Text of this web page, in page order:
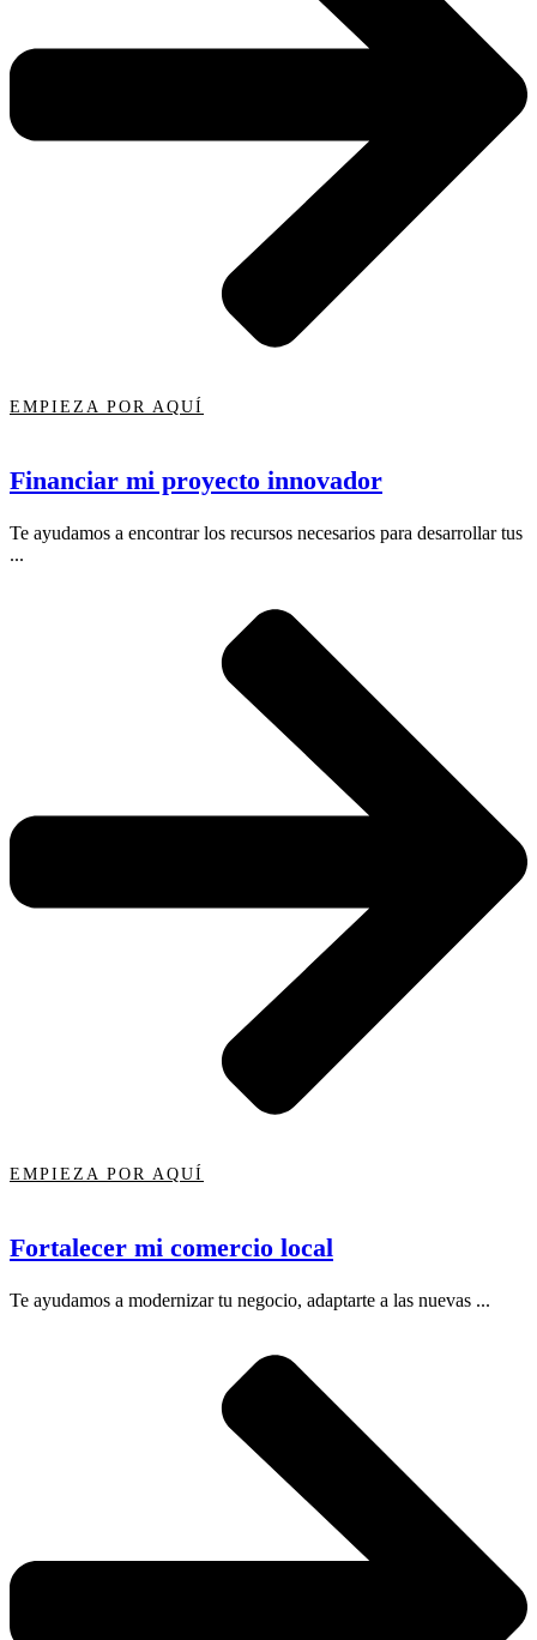
EMPIEZA POR AQUÍ
Financiar mi proyecto innovador
Te ayudamos a encontrar los recursos necesarios para desarrollar tus
...
EMPIEZA POR AQUÍ
Fortalecer mi comercio local
Te ayudamos a modernizar tu negocio, adaptarte a las nuevas ...